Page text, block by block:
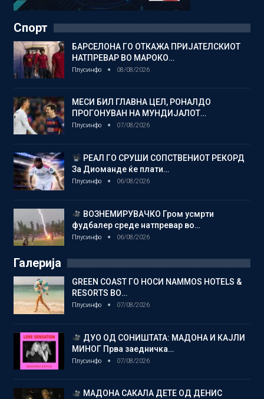
Спорт
БАРСЕЛОНА ГО ОТКАЖА ПРИЈАТЕЛСКИОТ
НАТПРЕВАР ВО МАРОКО…
Плусинфо 08/08/2026
МЕСИ БИЛ ГЛАВНА ЦЕЛ, РОНАЛДО
ПРОГОНУВАН НА МУНДИЈАЛОТ…
Плусинфо 07/08/2026
РЕАЛ ГО СРУШИ СОПСТВЕНИОТ РЕКОРД
За Диоманде ќе плати…
Плусинфо 06/08/2026
ВОЗНЕМИРУВАЧКО Гром усмрти
фудбалер среде натпревар во…
Плусинфо 06/08/2026
Галерија
GREEN COAST ГО НОСИ NAMMOS HOTELS &
RESORTS ВО…
Плусинфо 07/08/2026
ДУО ОД СОНИШТАТА: МАДОНА И КАЈЛИ
МИНОГ Прва заедничка…
Плусинфо 07/08/2026
МАДОНА САКАЛА ДЕТЕ ОД ДЕНИС